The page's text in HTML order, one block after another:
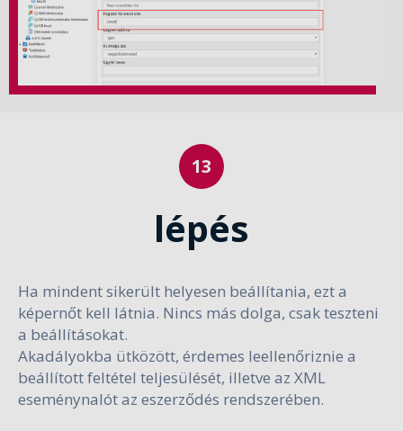
lépés
Ha mindent sikerült helyesen beállítania, ezt a
képernőt kell látnia. Nincs más dolga, csak teszteni
a beállításokat.
Akadályokba ütközött, érdemes leellenőriznie a
beállított feltétel teljesülését, illetve az XML
eseménynalót az eszerződés rendszerében.